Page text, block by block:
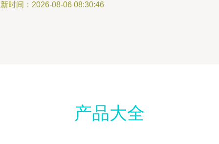
时间：2026-08-06 08:30:46
产品大全